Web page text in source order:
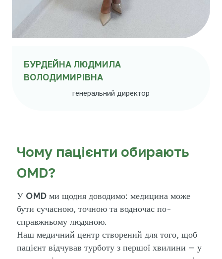
БУРДЕЙНА ЛЮДМИЛА
ВОЛОДИМИРІВНА
генеральний директор
Чому пацієнти обирають
OMD?
У OMD ми щодня доводимо: медицина може
бути сучасною, точною та водночас по-
справжньому людяною.
Наш медичний центр створений для того, щоб
пацієнт відчував турботу з першої хвилини — у